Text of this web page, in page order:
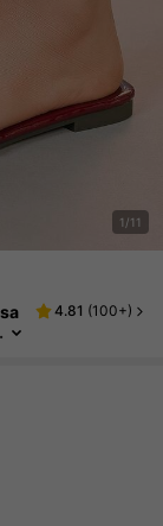
1/11
4.81 (100+)